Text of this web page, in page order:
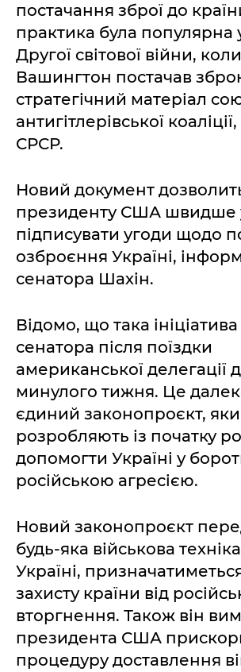
постачання зброї до
практика була популярна
Другої світової війни, коли
Вашингтон постачав
стратегічний матеріал
антигітлерівської
СРСР.
Новий документ
президенту США швидше
підписувати угоди щодо
озброєння Україні,
сенатора Шахін.
Відомо, що така
сенатора після поїздки
американської делегації
минулого тижня. Це
єдиний законопроєкт,
розробляють із початку
допомогти Україні у
російською агресією.
Новий законопроєкт
будь-яка військова
Україні,
захисту країни від
вторгнення. Також він
президента США
процедуру доставлення